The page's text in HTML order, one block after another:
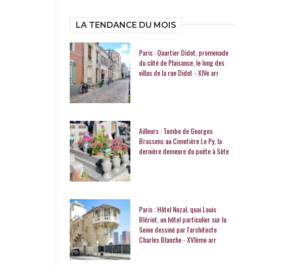
LA TENDANCE DU MOIS
Paris : Quartier Didot, promenade
du côté de Plaisance, le long des
villas de la rue Didot - XIVe arr
Ailleurs : Tombe de Georges
Brassens au Cimetière Le Py, la
dernière demeure du poète à Sète
Paris : Hôtel Nozal, quai Louis
Blériot, un hôtel particulier sur la
Seine dessiné par l'architecte
Charles Blanche - XVIème arr